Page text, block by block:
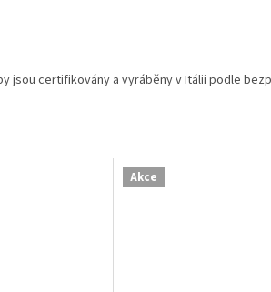
jsou certifikovány a vyráběny v Itálii podle
Akce